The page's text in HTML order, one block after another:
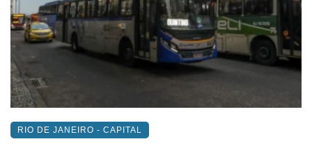
RIO DE JANEIRO - CAPITAL